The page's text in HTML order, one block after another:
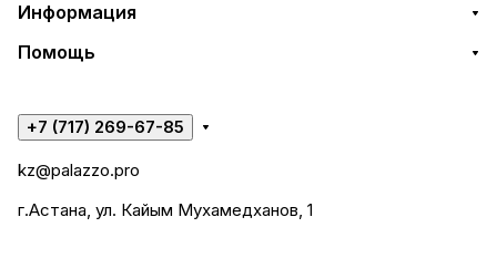
Информация
Помощь
+7 (717) 269-67-85
kz@palazzo.pro
г.Астана, ул. Кайым Мухамедханов, 1